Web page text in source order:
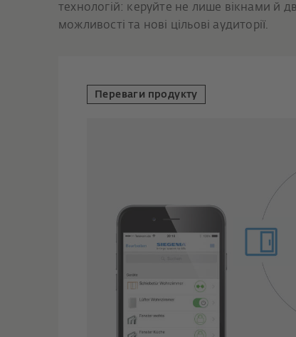
технологій: керуйте не лише вікнами й
можливості та нові цільові аудиторії.
Переваги продукту